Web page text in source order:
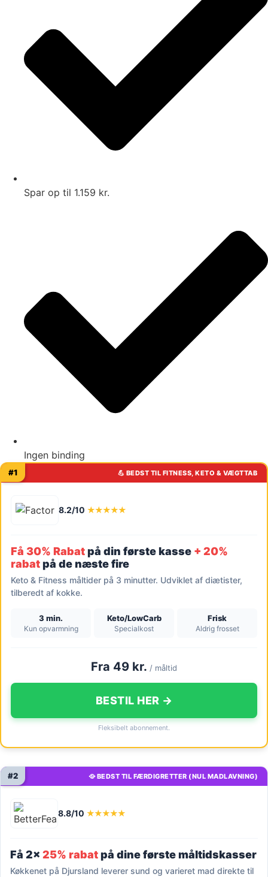
Spar op til 1.159 kr.
Ingen binding
💪 BEDST TIL FITNESS, KETO & VÆGTTAB
#1
8.2/10 ★★★★★
Få 30% Rabatpå din første kasse + 20%
rabatpå de næste fire
Keto & Fitness måltider på 3 minutter. Udviklet af diætister,
tilberedt af kokke.
3 min.
Kun opvarmning
Keto/LowCarb
Specialkost
Frisk
Aldrig frosset
Fra 49 kr. / måltid
BESTIL HER →
Fleksibelt abonnement.
🥘 BEDST TIL FÆRDIGRETTER (NUL MADLAVNING)
#2
8.8/10 ★★★★★
Få 2x 25% rabatpå dine første måltidskasser
Køkkenet på Djursland leverer sund og varieret mad direkte til